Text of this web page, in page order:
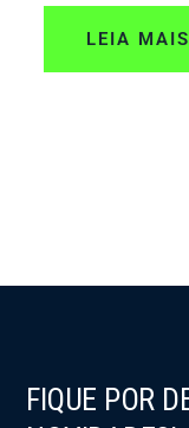
LEIA MAIS
FIQUE POR